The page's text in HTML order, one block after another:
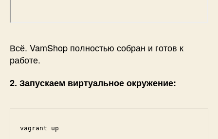
Всё. VamShop полностью собран и готов к
работе.
2. Запускаем виртуальное окружение:
vagrant up